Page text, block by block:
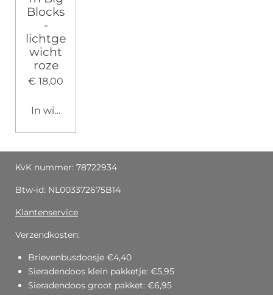
Blocks
-
lichtge
wicht
roze
€ 18,00
In winkelwagen
KvK nummer: 78722934
Btw-id: NL003372675B14
Klantenservice
Verzendkosten:
Brievenbusdoosje €4,40
Sieradendoos klein pakketje: €5,95
Sieradendoos groot pakket: €6,95